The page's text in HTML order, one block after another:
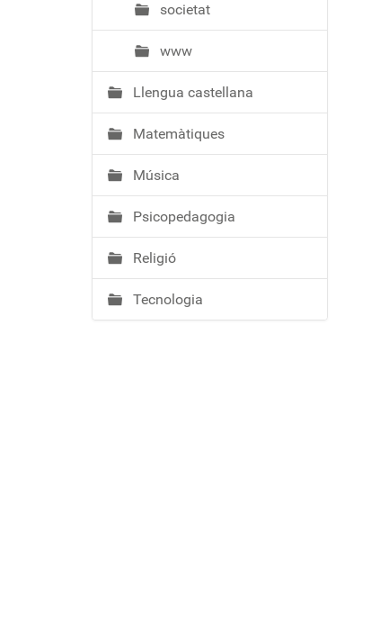
societat
www
Llengua castellana
Matemàtiques
Música
Psicopedagogia
Religió
Tecnologia